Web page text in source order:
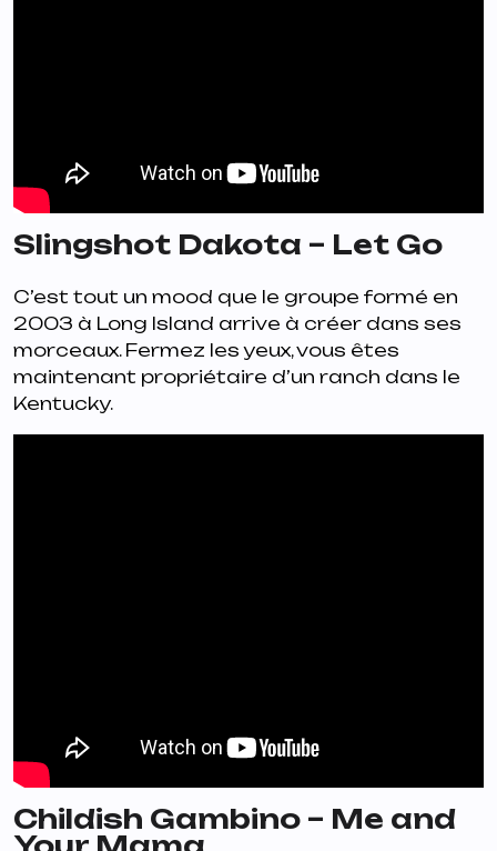
Slingshot Dakota – Let Go
C’est tout un mood que le groupe formé en
2003 à Long Island arrive à créer dans ses
morceaux. Fermez les yeux, vous êtes
maintenant propriétaire d’un ranch dans le
Kentucky.
Childish Gambino – Me and